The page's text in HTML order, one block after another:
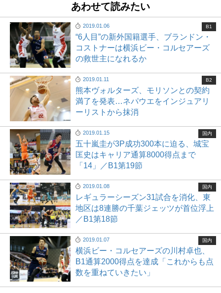
あわせて読みたい
2019.01.06
“6人目”の新外国籍選手、ブランドン・
コストナーは横浜ビー・コルセアーズ
の救世主になれるか
B1
2019.01.11
熊本ヴォルターズ、モリソンとの契約
満了を発表…ネパウエをインジュアリ
ーリストから抹消
B2
2019.01.15
五十嵐圭が3P成功300本に迫る、城宝
匡史はキャリア通算8000得点まで
「14」／B1第19節
国内
2019.01.08
レギュラーシーズン31試合を消化、東
地区は8連勝の千葉ジェッツが首位浮上
／B1第18節
国内
2019.01.07
横浜ビー・コルセアーズの川村卓也、
B1通算2000得点を達成「これからも点
数を重ねていきたい」
国内